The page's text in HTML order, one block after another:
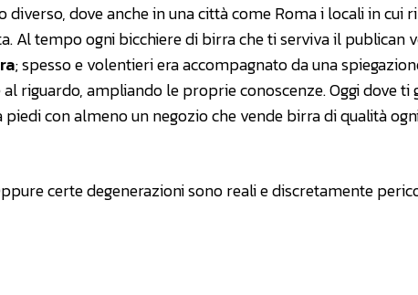
dove anche in una città come Roma i locali in cui
Al tempo ogni bicchiere di birra che ti serviva il publican
; spesso e volentieri era accompagnato da una
riguardo, ampliando le proprie conoscenze. Oggi dove ti
con almeno un negozio che vende birra di qualità
certe degenerazioni sono reali e discretamente